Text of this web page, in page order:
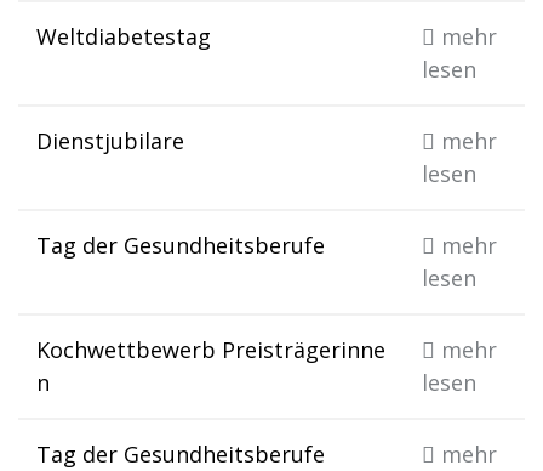
Weltdiabetestag
mehr
lesen
Dienstjubilare
mehr
lesen
Tag der Gesundheitsberufe
mehr
lesen
Kochwettbewerb Preisträgerinne
n
mehr
lesen
Tag der Gesundheitsberufe
mehr